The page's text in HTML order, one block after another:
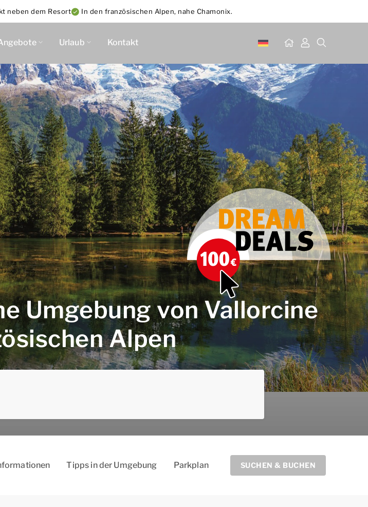
neben dem Resort In den französischen Alpen, nahe Chamonix.
Urlaub Kontakt
Umgebung von Vallorcine
Alpen
Tipps in der Umgebung Parkplan SUCHEN & BUCHEN